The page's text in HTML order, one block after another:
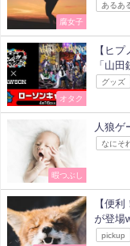
腐女子
あるあ
オタク
【ヒ
「山
グッズ
暇つぶし
人狼ゲ
なにそ
【便
が登場
pickup